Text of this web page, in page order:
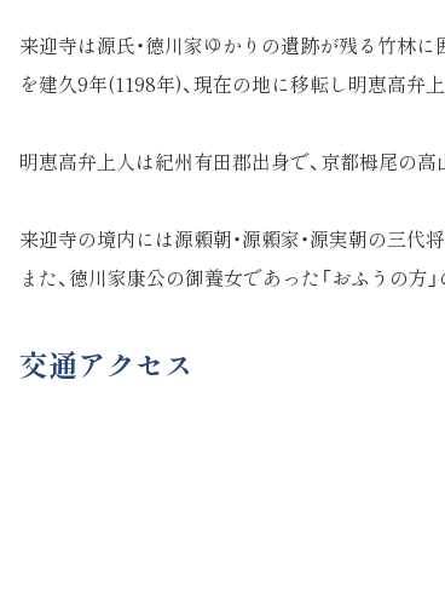
来迎寺は源氏・徳川家ゆかりの遺跡が残る竹林
を建久9年(1198年)、現在の地に移転し明恵高弁
明恵高弁上人は紀州有田郡出身で、京都栂尾の
来迎寺の境内には源頼朝・源頼家・源実朝の三
また、徳川家康公の御養女であった「おふうの方
交通アクセス